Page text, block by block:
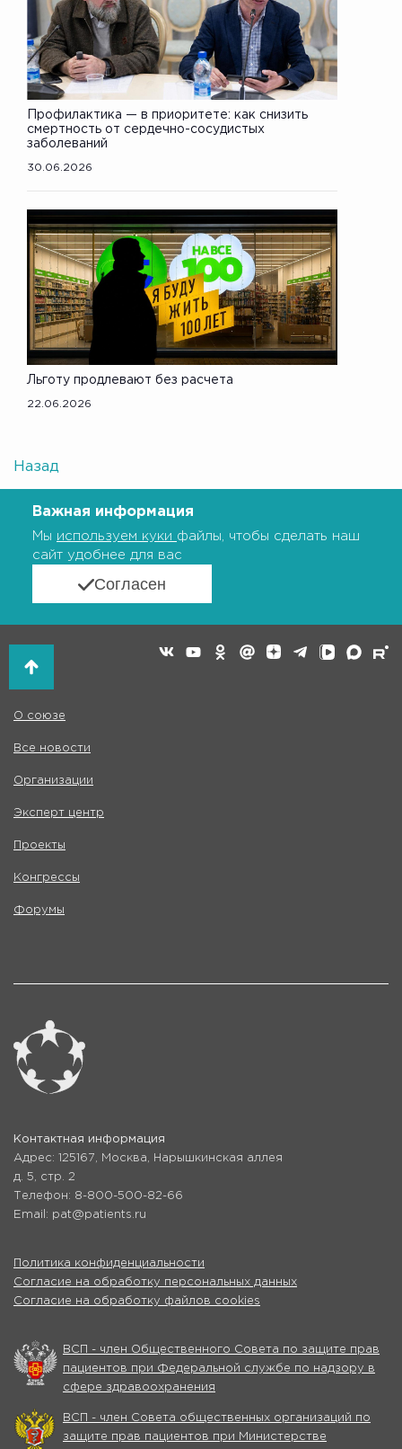
Профилактика — в приоритете: как снизить
смертность от сердечно-сосудистых
заболеваний
30.06.2026
Льготу продлевают без расчета
22.06.2026
Назад
Важная информация
Мы используем куки файлы, чтобы сделать наш
сайт удобнее для вас
Согласен
О союзе
Все новости
Организации
Эксперт центр
Проекты
Конгрессы
Форумы
Контактная информация
Адрес: 125167, Москва, Нарышкинская аллея
д. 5, стр. 2
Телефон: 8-800-500-82-66
Email: pat@patients.ru
Политика конфиденциальности
Согласие на обработку персональных данных
Согласие на обработку файлов cookies
ВСП - член Общественного Совета по защите прав
пациентов при Федеральной службе по надзору в
сфере здравоохранения
ВСП - член Совета общественных организаций по
защите прав пациентов при Министерстве